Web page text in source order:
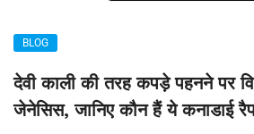
BLOG
देवी काली की तरह कपड़े पहनने पर
जेनेसिस, जानिए कौन हैं ये कनाडाई